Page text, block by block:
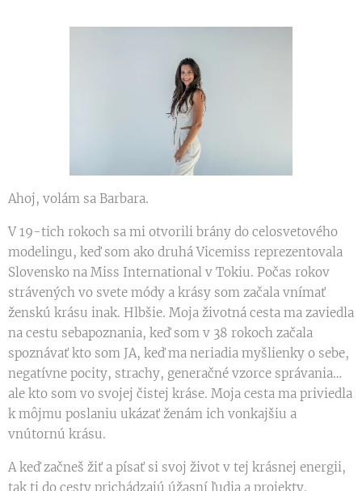
Ahoj, volám sa Barbara.
V 19-tich rokoch sa mi otvorili brány do celosvetového
modelingu, keď som ako druhá Vicemiss reprezentovala
Slovensko na Miss International v Tokiu. Počas rokov
strávených vo svete módy a krásy som začala vnímať
ženskú krásu inak. Hlbšie. Moja životná cesta ma zaviedla
na cestu sebapoznania, keď som v 38 rokoch začala
spoznávať kto som JA, keď ma neriadia myšlienky o sebe,
negatívne pocity, strachy, generačné vzorce správania…
ale kto som vo svojej čistej kráse. Moja cesta ma priviedla
k môjmu poslaniu ukázať ženám ich vonkajšiu a
vnútornú krásu.
A keď začneš žiť a písať si svoj život v tej krásnej energii,
tak ti do cesty prichádzajú úžasní ľudia a projekty.